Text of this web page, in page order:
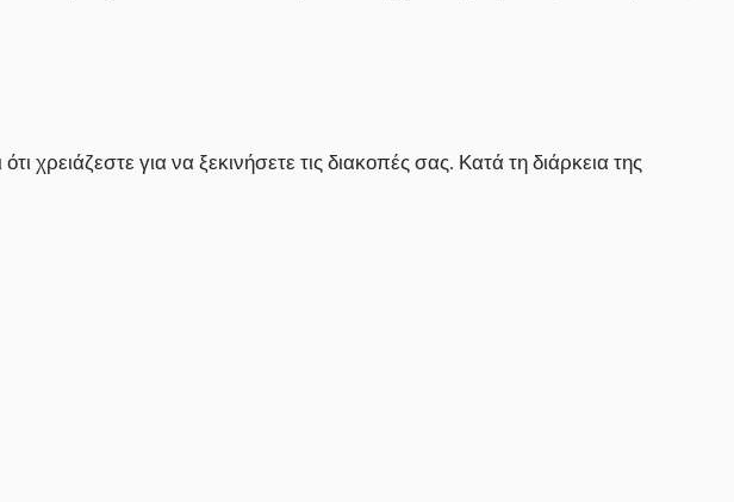
για να ξεκινήσετε τις διακοπές σας. Κατά τη διάρκεια της